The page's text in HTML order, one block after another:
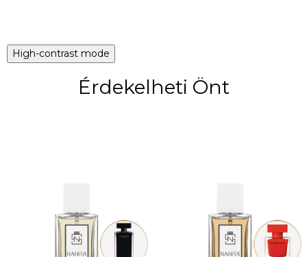
High-contrast mode
Érdekelheti Önt